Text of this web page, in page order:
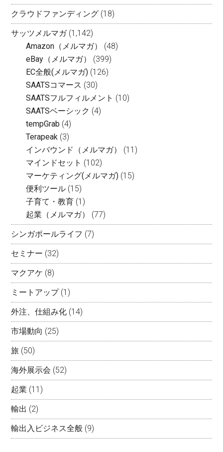
クラウドファンディング (18)
サッツメルマガ(1,142)
Amazon（メルマガ）
(48)
eBay（メルマガ）
(399)
EC全般(メルマガ) (126)
SAATSコマース (30)
SAATSフルフィルメント (10)
SAATSベーシック (4)
tempGrab (4)
Terapeak (3)
インバウンド（メルマガ）
(11)
マインドセット (102)
マーケティング(メルマガ) (15)
便利ツール (15)
子育て・教育 (1)
起業（メルマガ）
(77)
シンガポールライフ (7)
セミナー (32)
マクアケ (8)
ミートアップ(1)
外注、仕組み化 (14)
市場動向 (25)
旅 (50)
海外展示会 (52)
起業 (11)
輸出 (2)
輸出入ビジネス全般 (9)